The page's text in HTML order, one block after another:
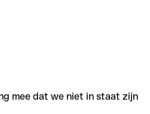
mee dat we niet in staat zijn